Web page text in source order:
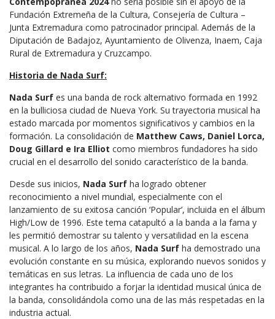
Fundación Extremeña de la Cultura, Consejería de Cultura –
Junta Extremadura como patrocinador principal. Además de la
Diputación de Badajoz, Ayuntamiento de Olivenza, Inaem, Caja
Rural de Extremadura y Cruzcampo.
Historia de Nada Surf:
Nada Surf es una banda de rock alternativo formada en 1992
en la bulliciosa ciudad de Nueva York. Su trayectoria musical ha
estado marcada por momentos significativos y cambios en la
formación. La consolidación de Matthew Caws, Daniel Lorca,
Doug Gillard e Ira Elliot como miembros fundadores ha sido
crucial en el desarrollo del sonido característico de la banda.
Desde sus inicios, Nada Surf ha logrado obtener
reconocimiento a nivel mundial, especialmente con el
lanzamiento de su exitosa canción ‘Popular’, incluida en el álbum
High/Low de 1996. Este tema catapultó a la banda a la fama y
les permitió demostrar su talento y versatilidad en la escena
musical. A lo largo de los años, Nada Surf ha demostrado una
evolución constante en su música, explorando nuevos sonidos y
temáticas en sus letras. La influencia de cada uno de los
integrantes ha contribuido a forjar la identidad musical única de
la banda, consolidándola como una de las más respetadas en la
industria actual.